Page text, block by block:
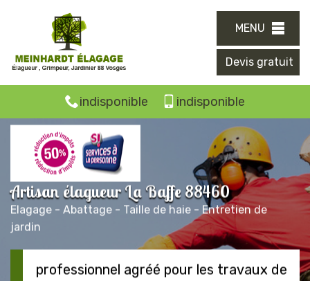
MENU
Devis gratuit
indisponible indisponible
Artisan élagueur La Baffe 88460
Elagage - Abattage - Taille de haie - Entretien de
jardin
professionnel agréé pour les travaux de